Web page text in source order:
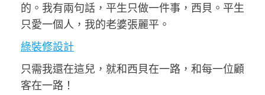
的。我有兩句話，平生只做一件事，西貝。平生
只愛一個人，我的老婆張麗平。
綠裝修設計
只需我還在這兒，就和西貝在一路，和每一位顧
客在一路！